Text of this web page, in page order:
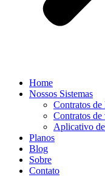
Home
Nossos Sistemas
Contratos
Contratos
Aplicativo
Planos
Blog
Sobre
Contato